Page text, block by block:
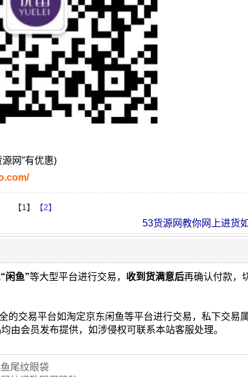
网”有优惠)
【1】 【2】
53货源网教你网上进货
“闲鱼”等大型平台进行交易， 收到货满意后再确认付款，
的交易平台如淘定京东闲鱼等平台进行交易，私下交易
由会员发布提供，如涉侵权可联系本站客服处理。
尾纹眼袋